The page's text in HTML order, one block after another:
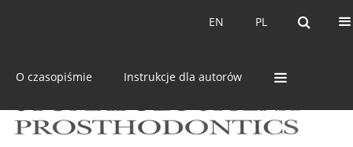
PL
EN PL
EN
O czasopiśmie Instrukcje dla autorów